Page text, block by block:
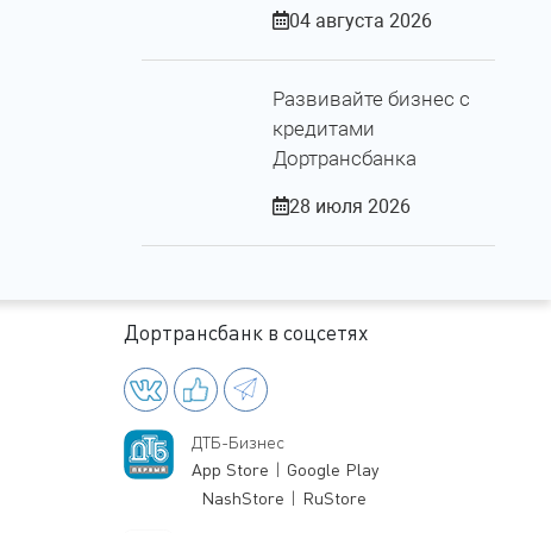
04 августа 2026
Развивайте бизнес с
кредитами
Дортрансбанка
28 июля 2026
Дортрансбанк в соцсетях
ДТБ-Бизнес
App Store | Google Play
NashStore | RuStore